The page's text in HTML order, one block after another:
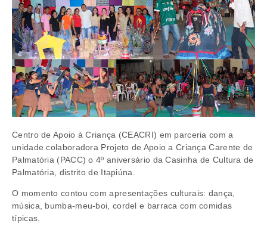
Centro de Apoio à Criança (CEACRI) em parceria com a
unidade colaboradora Projeto de Apoio a Criança Carente de
Palmatória (PACC) o 4º aniversário da Casinha de Cultura de
Palmatória, distrito de Itapiúna.
O momento contou com apresentações culturais: dança,
música, bumba-meu-boi, cordel e barraca com comidas
típicas.